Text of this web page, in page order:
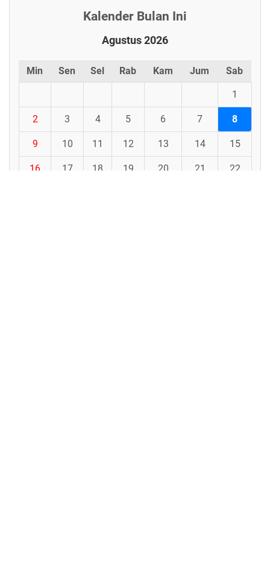
Kalender Bulan Ini
Agustus 2026
Min Sen Sel Rab Kam Jum Sab
1
2 3 4 5 6 7 8
9 10 11 12 13 14 15
16 17 18 19 20 21 22